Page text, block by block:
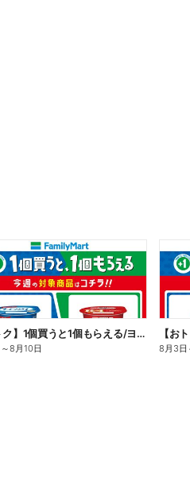
【おトク】1個買うと1個もらえる/ヨーグルト
～8月10日
【お
8月3日